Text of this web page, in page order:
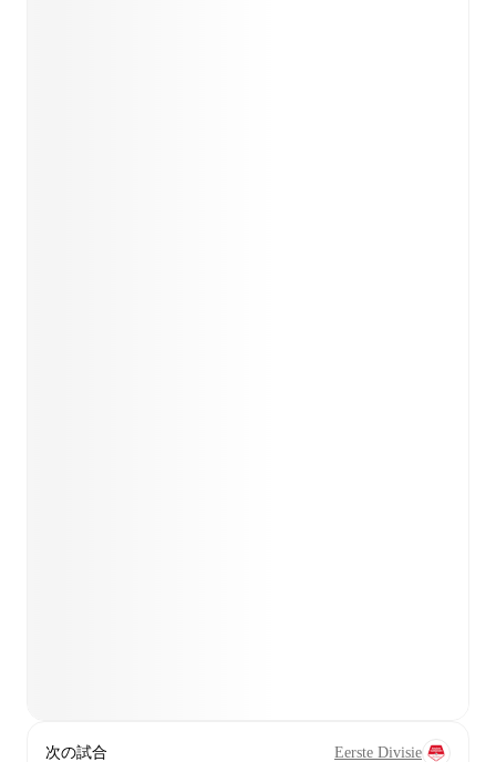
次の試合 Eerste Divisie